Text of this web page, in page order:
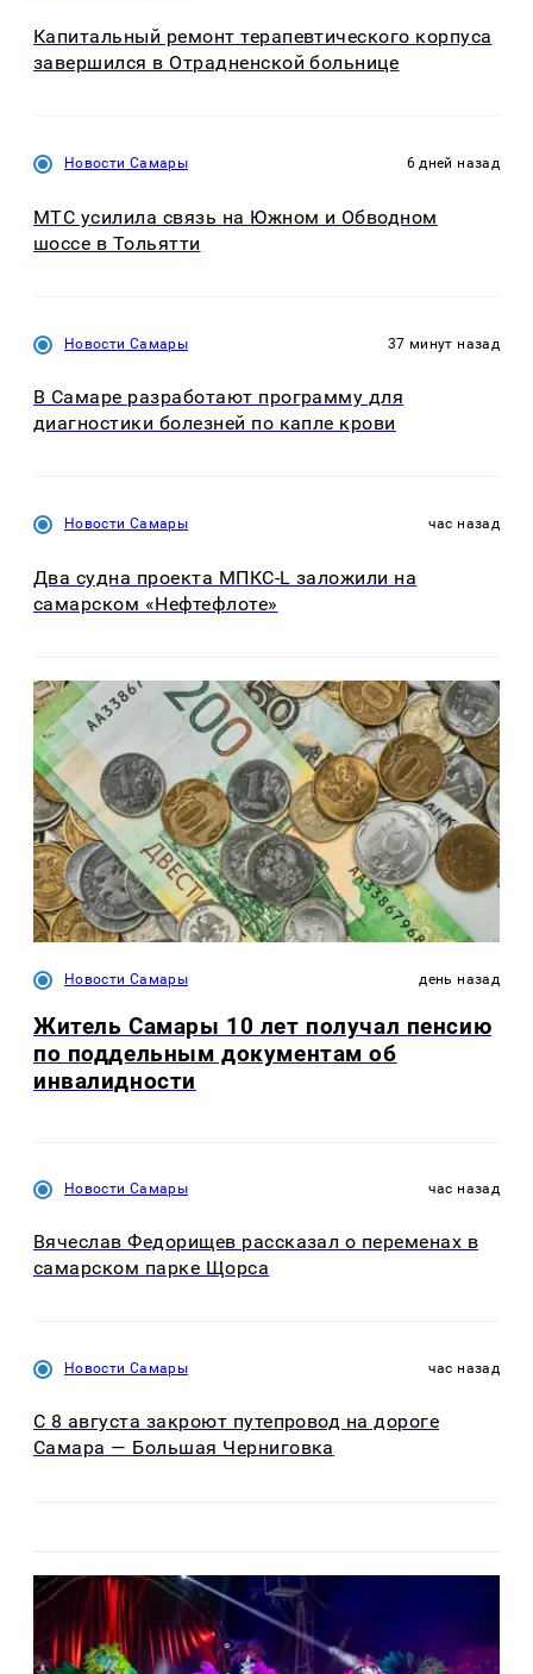
Капитальный ремонт терапевтического корпуса
завершился в Отрадненской больнице
Новости Самары 6 дней назад
МТС усилила связь на Южном и Обводном
шоссе в Тольятти
Новости Самары 37 минут назад
В Самаре разработают программу для
диагностики болезней по капле крови
Новости Самары час назад
Два судна проекта МПКС-L заложили на
самарском «Нефтефлоте»
Новости Самары день назад
Житель Самары 10 лет получал пенсию
по поддельным документам об
инвалидности
Новости Самары час назад
Вячеслав Федорищев рассказал о переменах в
самарском парке Щорса
Новости Самары час назад
С 8 августа закроют путепровод на дороге
Самара — Большая Черниговка